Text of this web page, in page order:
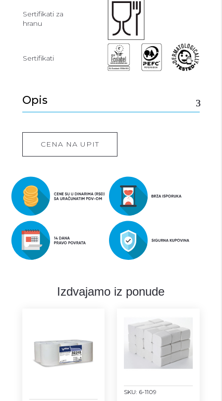
Sertifikati za
hranu
Sertifikati
Opis
CENA NA UPIT
Izdvajamo iz ponude
SKU: 6-1109